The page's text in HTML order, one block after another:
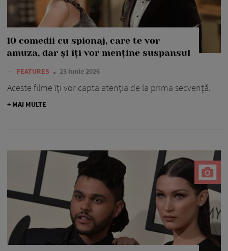
10 comedii cu spionaj, care te vor
amuza, dar și îți vor menține suspansul
— FEATURES 23 iunie 2026
Aceste filme îți vor capta atenția de la prima secvență.
+ MAI MULTE